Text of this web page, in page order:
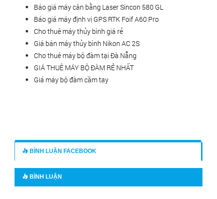
Báo giá máy cân bằng Laser Sincon 580 GL
Báo giá máy định vị GPS RTK Foif A60 Pro
Cho thuê máy thủy bình giá rẻ
Giá bán máy thủy bình Nikon AC 2S
Cho thuê máy bộ đàm tại Đà Nẵng
GIÁ THUÊ MÁY BỘ ĐÀM RẺ NHẤT
Giá máy bộ đàm cầm tay
BÌNH LUẬN FACEBOOK
BÌNH LUẬN